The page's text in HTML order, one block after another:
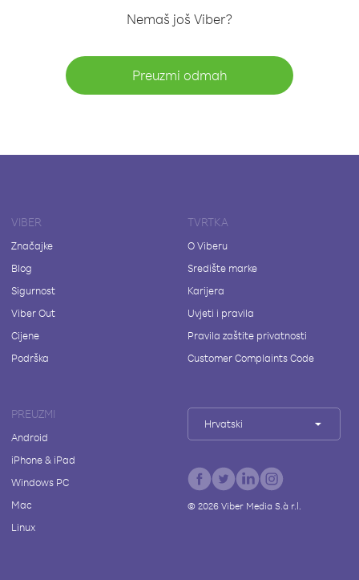
Nemaš još Viber?
Preuzmi odmah
VIBER
Značajke
Blog
Sigurnost
Viber Out
Cijene
Podrška
TVRTKA
O Viberu
Središte marke
Karijera
Uvjeti i pravila
Pravila zaštite privatnosti
Customer Complaints Code
PREUZMI
Android
iPhone & iPad
Windows PC
Mac
Linux
Hrvatski
© 2026Viber Media S.à r.l.